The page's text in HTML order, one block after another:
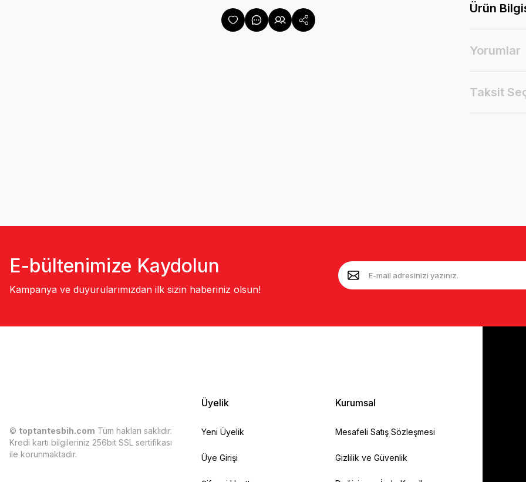
Ürün
Yorumlar
Taksit
E-bültenimize Kaydolun
Kampanya ve duyurularımızdan ilk sizin haberiniz olsun!
© toptantesbih.com Tüm hakları saklıdır.
Kredi kartı bilgileriniz 256bit SSL sertifikası
ile korunmaktadır.
Üyelik
Yeni Üyelik
Üye Girişi
Kurumsal
Mesafeli Satış Sözleşmesi
Gizlilik ve Güvenlik